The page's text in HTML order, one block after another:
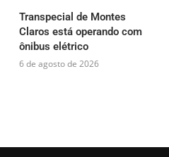
Transpecial de Montes
Claros está operando com
ônibus elétrico
6 de agosto de 2026